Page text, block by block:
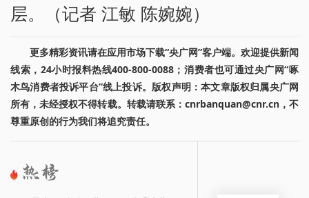
层。（记者 江敏 陈婉婉）
更多精彩资讯请在应用市场下载“央广网”客户端。欢迎提供新闻
线索，24小时报料热线400-800-0088；消费者也可通过央广网“啄
木鸟消费者投诉平台”线上投诉。版权声明：本文章版权归属央广网
所有，未经授权不得转载。转载请联系：cnrbanquan@cnr.cn，不
尊重原创的行为我们将追究责任。